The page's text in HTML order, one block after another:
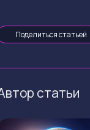
Поделиться статьей
статьи